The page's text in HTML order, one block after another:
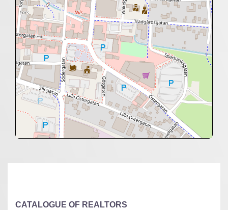
CATALOGUE OF REALTORS